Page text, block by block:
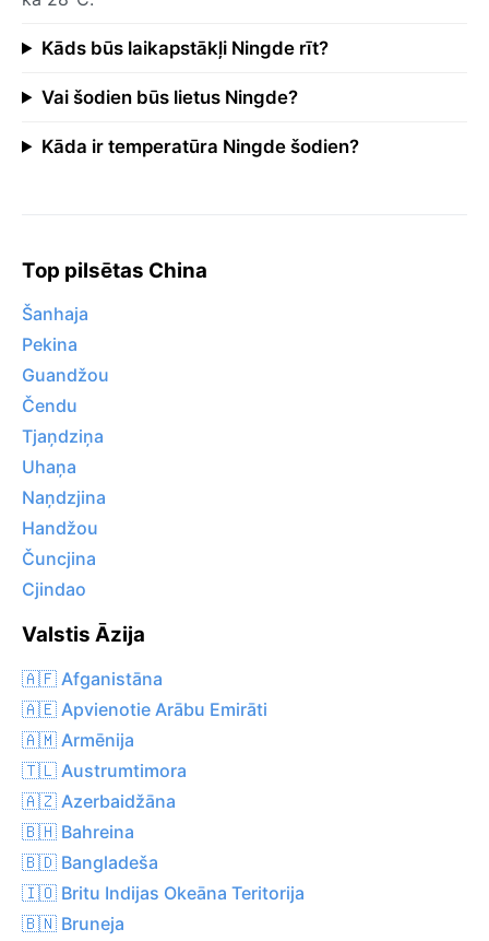
Kāds būs laikapstākļi Ningde rīt?
Vai šodien būs lietus Ningde?
Kāda ir temperatūra Ningde šodien?
Top pilsētas China
Šanhaja
Pekina
Guandžou
Čendu
Tjaņdziņa
Uhaņa
Naņdzjina
Handžou
Čuncjina
Cjindao
Valstis Āzija
🇦🇫 Afganistāna
🇦🇪 Apvienotie Arābu Emirāti
🇦🇲 Armēnija
🇹🇱 Austrumtimora
🇦🇿 Azerbaidžāna
🇧🇭 Bahreina
🇧🇩 Bangladeša
🇮🇴 Britu Indijas Okeāna Teritorija
🇧🇳 Bruneja